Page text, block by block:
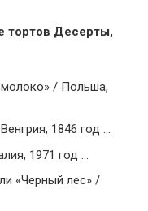
тортов Десерты,
молоко» / Польша,
1846 год …
1971 год …
«Черный лес» /